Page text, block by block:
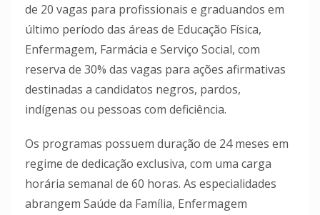
de 20 vagas para profissionais e graduandos em
último período das áreas de Educação Física,
Enfermagem, Farmácia e Serviço Social, com
reserva de 30% das vagas para ações afirmativas
destinadas a candidatos negros, pardos,
indígenas ou pessoas com deficiência.
Os programas possuem duração de 24 meses em
regime de dedicação exclusiva, com uma carga
horária semanal de 60 horas. As especialidades
abrangem Saúde da Família, Enfermagem